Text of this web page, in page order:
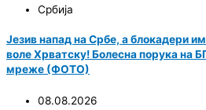
Србија
Језив напад на Србе, а блокадери
воле Хрватску! Болесна порука на
мреже (ФОТО)
08.08.2026